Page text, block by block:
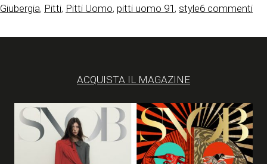
Giubergia, Pitti, Pitti Uomo, pitti uomo 91 , style6 commentisu
of
ACQUISTA IL MAGAZINE